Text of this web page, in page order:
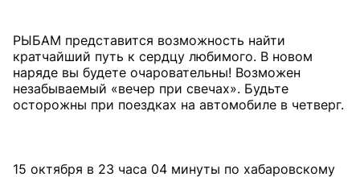
РЫБАМ представится возможность найти
кратчайший путь к сердцу любимого. В новом
наряде вы будете очаровательны! Возможен
незабываемый «вечер при свечах». Будьте
осторожны при поездках на автомобиле в четверг.
15 октября в 23 часа 04 минуты по хабаровскому